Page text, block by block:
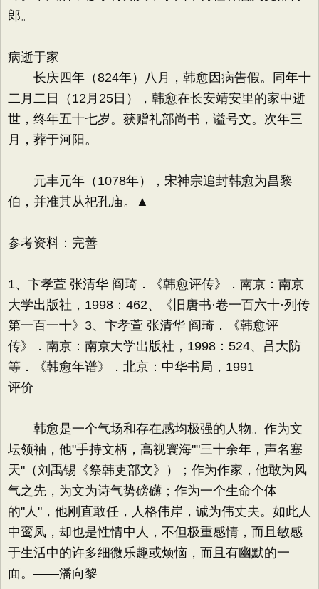
郎。
病逝于家
长庆四年（824年）八月，韩愈因病告假。同年十
二月二日（12月25日），韩愈在长安靖安里的家中逝
世，终年五十七岁。获赠礼部尚书，谥号文。次年三
月，葬于河阳。
元丰元年（1078年），宋神宗追封韩愈为昌黎
伯，并准其从祀孔庙。▲
参考资料：完善
1、卞孝萱 张清华 阎琦．《韩愈评传》．南京：南京
大学出版社，1998：462、《旧唐书·卷一百六十·列传
第一百一十》3、卞孝萱 张清华 阎琦．《韩愈评
传》．南京：南京大学出版社，1998：524、吕大防
等．《韩愈年谱》．北京：中华书局，1991
评价
韩愈是一个气场和存在感均极强的人物。作为文
坛领袖，他"手持文柄，高视寰海""三十余年，声名塞
天"（刘禹锡《祭韩吏部文》）；作为作家，他敢为风
气之先，为文为诗气势磅礴；作为一个生命个体
的"人"，他刚直敢任，人格伟岸，诚为伟丈夫。如此人
中鸾凤，却也是性情中人，不但极重感情，而且敏感
于生活中的许多细微乐趣或烦恼，而且有幽默的一
面。——潘向黎